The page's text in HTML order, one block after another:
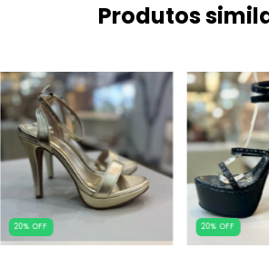
Produtos
20%OFF 20%OFF